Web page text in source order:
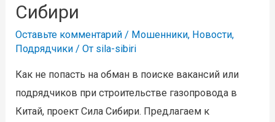
Сибири
Оставьте комментарий / Мошенники, Новости,
Подрядчики / От sila-sibiri
Как не попасть на обман в поиске вакансий или
подрядчиков при строительстве газопровода в
Китай, проект Сила Сибири. Предлагаем к